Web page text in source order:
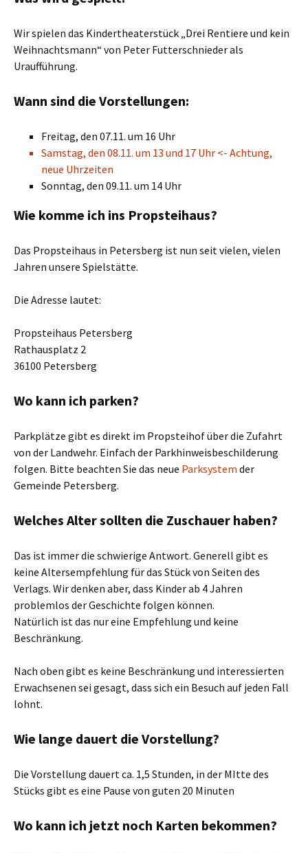
Wir spielen das Kindertheaterstück „Drei Rentiere und kein
Weihnachtsmann“ von Peter Futterschnieder als
Uraufführung.
Wann sind die Vorstellungen:
Freitag, den 07.11. um 16 Uhr
Samstag, den 08.11. um 13 und 17 Uhr <- Achtung,
neue Uhrzeiten
Sonntag, den 09.11. um 14 Uhr
Wie komme ich ins Propsteihaus?
Das Propsteihaus in Petersberg ist nun seit vielen, vielen
Jahren unsere Spielstätte.
Die Adresse lautet:
Propsteihaus Petersberg
Rathausplatz 2
36100 Petersberg
Wo kann ich parken?
Parkplätze gibt es direkt im Propsteihof über die Zufahrt
von der Landwehr. Einfach der Parkhinweisbeschilderung
folgen. Bitte beachten Sie das neue Parksystem der
Gemeinde Petersberg.
Welches Alter sollten die Zuschauer haben?
Das ist immer die schwierige Antwort. Generell gibt es
keine Altersempfehlung für das Stück von Seiten des
Verlags. Wir denken aber, dass Kinder ab 4 Jahren
problemlos der Geschichte folgen können.
Natürlich ist das nur eine Empfehlung und keine
Beschränkung.
Nach oben gibt es keine Beschränkung und interessierten
Erwachsenen sei gesagt, dass sich ein Besuch auf jeden Fall
lohnt.
Wie lange dauert die Vorstellung?
Die Vorstellung dauert ca. 1,5 Stunden, in der MItte des
Stücks gibt es eine Pause von guten 20 Minuten
Wo kann ich jetzt noch Karten bekommen?